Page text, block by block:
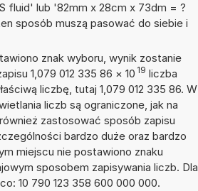
fluid' lub '82mm x 28cm x 73dm = ?
sposób muszą pasować do siebie i
znak wyboru, wynik zostanie
1,079 012 335 86 × 10 19 liczba
liczbę, tutaj 1,079 012 335 86. W
liczb są ograniczone, jak na
zastosować sposób zapisu
bardzo duże oraz bardzo
miejscu nie postawiono znaku
sposobem zapisywania liczb. Dla
10 790 123 358 600 000 000.